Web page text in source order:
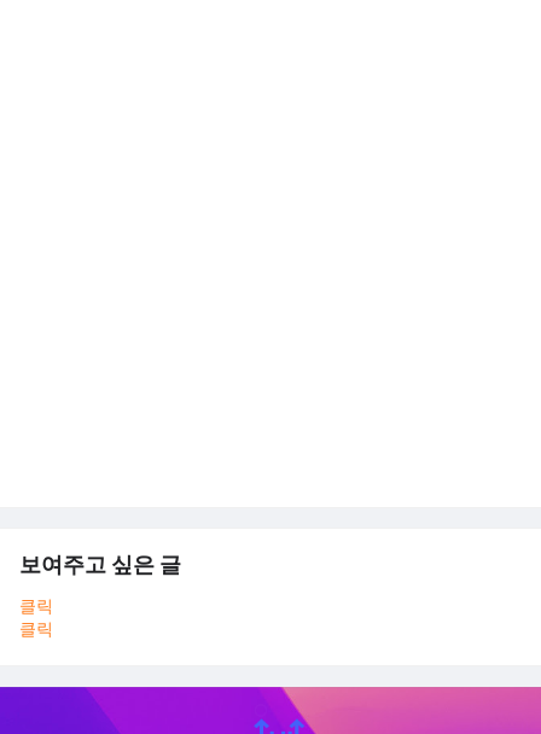
보여주고 싶은 글
클릭
클릭